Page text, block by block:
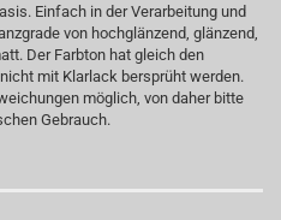
Einfach in der Verarbeitung und
von hochglänzend, glänzend,
Der Farbton hat gleich den
mit Klarlack bersprüht werden.
möglich, von daher bitte
Gebrauch.